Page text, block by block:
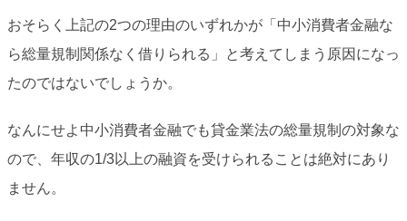
おそらく上記の2つの理由のいずれかが「中小消費者金融な
ら総量規制関係なく借りられる」と考えてしまう原因になっ
たのではないでしょうか。
なんにせよ中小消費者金融でも貸金業法の総量規制の対象な
ので、年収の1/3以上の融資を受けられることは絶対にあり
ません。